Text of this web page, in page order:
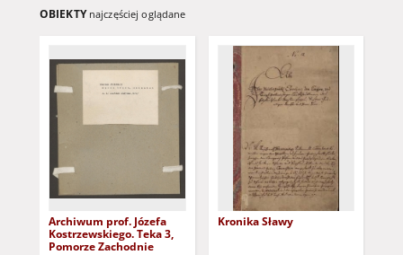
OBIEKTY najczęściej oglądane
Archiwum prof. Józefa
Kostrzewskiego. Teka 3,
Pomorze Zachodnie
Kronika Sławy